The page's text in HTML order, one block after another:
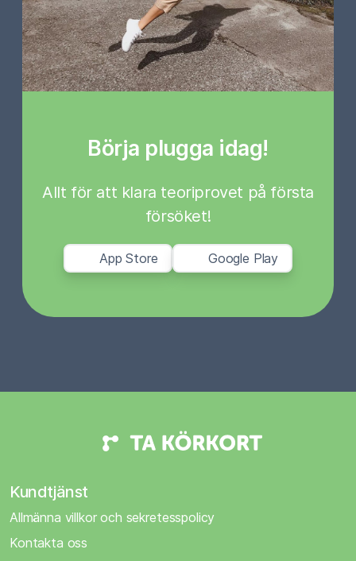
Börja plugga idag!
Allt för att klara teoriprovet på första
försöket!
App Store Google Play
Kundtjänst
Allmänna villkor och sekretesspolicy
Kontakta oss